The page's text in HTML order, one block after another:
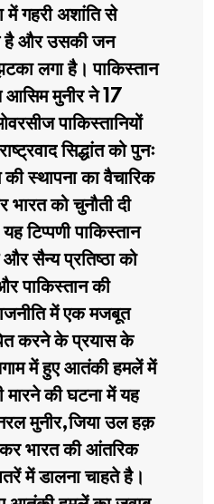
गहरी अशांति से
है और उसकी जन
लगा है। पाकिस्तान
मुनीर ने 17
पाकिस्तानियों
सिद्धांत को पुनः
स्थापना का वैचारिक
को चुनौती दी
टिप्पणी पाकिस्तान
सैन्य प्रतिष्ठा को
पाकिस्तान की
में एक मजबूत
करने के प्रयास के
में हुए आतंकी हमलें में
मारने की घटना में यह
मुनीर,जिया उल हक़
भारत की आंतरिक
में डालना चाहते है।